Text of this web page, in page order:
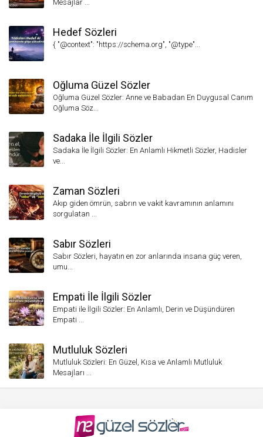
Mesajlar ...
Hedef Sözleri
{ "@context": "https://schema.org", "@type"...
Oğluma Güzel Sözler
Oğluma Güzel Sözler: Anne ve Babadan En Duygusal Canım
Oğluma Söz...
Sadaka İle İlgili Sözler
Sadaka İle İlgili Sözler: En Anlamlı Hikmetli Sözler, Hadisler
ve...
Zaman Sözleri
Akıp giden ömrün, sabrın ve vakit kavramının anlamını
sorgulatan ...
Sabır Sözleri
Sabır Sözleri, hayatın en zor anlarında insana güç veren,
umu...
Empati İle İlgili Sözler
Empati ile İlgili Sözler: En Anlamlı, Derin ve Düşündüren
Empati ...
Mutluluk Sözleri
Mutluluk Sözleri: En Güzel, Kısa ve Anlamlı Mutluluk
Mesajları ...